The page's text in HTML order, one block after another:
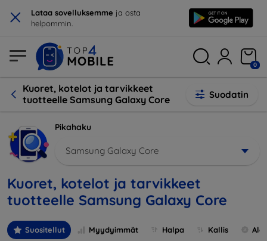
× Lataa sovelluksemme ja osta
helpommin.
0
Kuoret, kotelot ja tarvikkeet
tuotteelle Samsung Galaxy Core
Suodatin
Pikahaku
Samsung Galaxy Core
Kuoret, kotelot ja tarvikkeet
tuotteelle Samsung Galaxy Core
Suositellut Myydyimmät Halpa Kallis